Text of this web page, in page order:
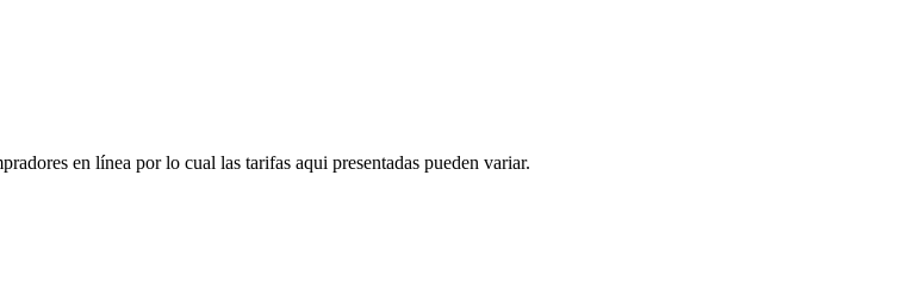
en línea por lo cual las tarifas aqui presentadas pueden variar.